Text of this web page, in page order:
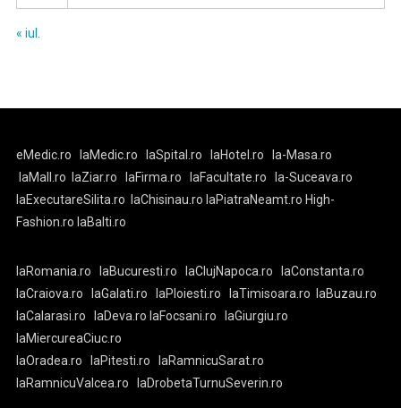
« iul.
eMedic.ro laMedic.ro laSpital.ro laHotel.ro
la-Masa.ro
laMall.ro
laZiar.ro laFirma.ro laFacultate.ro
la-Suceava.ro
laExecutareSilita.ro
laChisinau.ro laPiatraNeamt.ro High-
Fashion.ro laBalti.ro
laRomania.ro laBucuresti.ro laClujNapoca.ro
laConstanta.ro
laCraiova.ro
laGalati.ro laPloiesti.ro laTimisoara.ro
laBuzau.ro
laCalarasi.ro
laDeva.ro laFocsani.ro
laGiurgiu.ro
laMiercureaCiuc.ro
laOradea.ro
laPitesti.ro
laRamnicuSarat.ro
laRamnicuValcea.ro
laDrobetaTurnuSeverin.ro